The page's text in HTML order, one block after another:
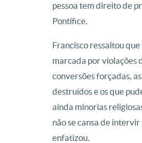
pessoa tem direito de
Pontífice.
Francisco ressaltou
marcada por violações
conversões forçadas,
destruídos e os que
ainda minorias
não se cansa de
enfatizou.